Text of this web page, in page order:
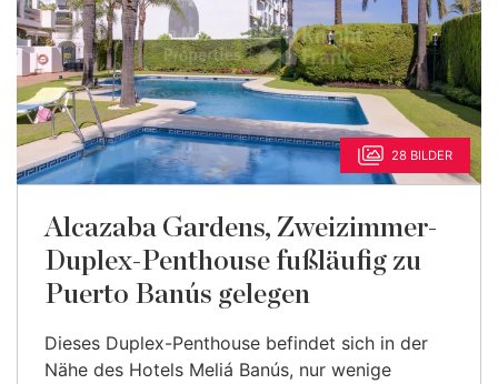
28 BILDER
Alcazaba Gardens, Zweizimmer-
Duplex-Penthouse fußläufig zu
Puerto Banús gelegen
Dieses Duplex-Penthouse befindet sich in der
Nähe des Hotels Meliá Banús, nur wenige